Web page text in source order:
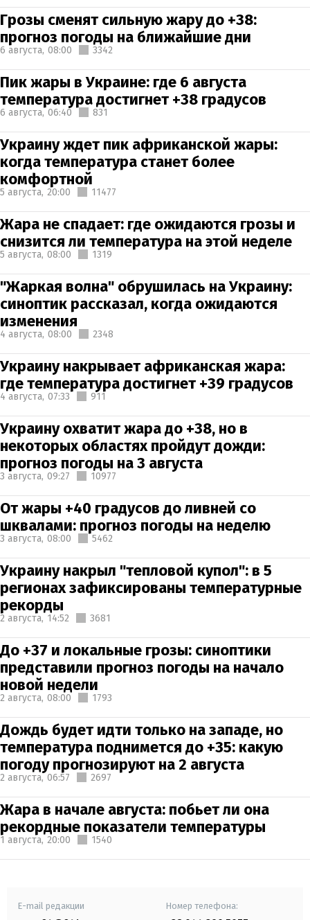
Грозы сменят сильную жару до +38:
прогноз погоды на ближайшие дни
6 августа, 08:00 3342
Пик жары в Украине: где 6 августа
температура достигнет +38 градусов
6 августа, 06:40 831
Украину ждет пик африканской жары:
когда температура станет более
комфортной
5 августа, 20:00 11477
Жара не спадает: где ожидаются грозы и
снизится ли температура на этой неделе
5 августа, 08:00 1319
"Жаркая волна" обрушилась на Украину:
синоптик рассказал, когда ожидаются
изменения
4 августа, 08:00 2348
Украину накрывает африканская жара:
где температура достигнет +39 градусов
4 августа, 07:33 911
Украину охватит жара до +38, но в
некоторых областях пройдут дожди:
прогноз погоды на 3 августа
3 августа, 09:27 10977
От жары +40 градусов до ливней со
шквалами: прогноз погоды на неделю
3 августа, 08:00 5462
Украину накрыл "тепловой купол": в 5
регионах зафиксированы температурные
рекорды
2 августа, 14:52 3681
До +37 и локальные грозы: синоптики
представили прогноз погоды на начало
новой недели
2 августа, 08:00 1793
Дождь будет идти только на западе, но
температура поднимется до +35: какую
погоду прогнозируют на 2 августа
2 августа, 06:57 2697
Жара в начале августа: побьет ли она
рекордные показатели температуры
1 августа, 20:00 1540
E-mail редакции Номер телефона: